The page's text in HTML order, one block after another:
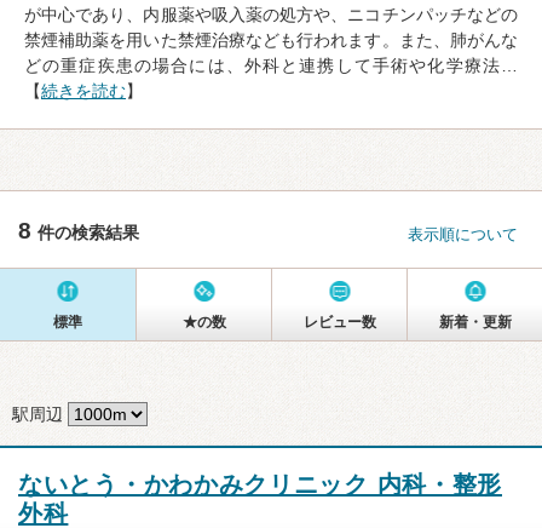
が中心であり、内服薬や吸入薬の処方や、ニコチンパッチなどの
禁煙補助薬を用いた禁煙治療なども行われます。また、肺がんな
どの重症疾患の場合には、外科と連携して手術や化学療法…
【続きを読む】
8 件の検索結果 表示順について
標準 ★の数 レビュー数 新着・更新
駅周辺
ないとう・かわかみクリニック 内科・整形
外科